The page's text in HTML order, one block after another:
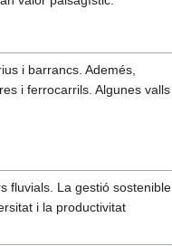
i barrancs. Ademés,
i ferrocarrils. Algunes valls
fluvials. La gestió sostenible
i la productivitat